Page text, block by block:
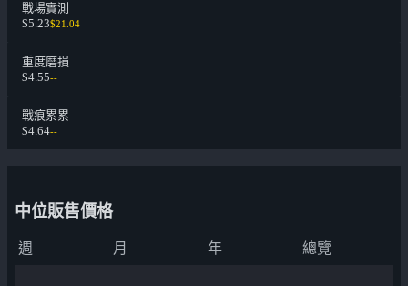
戰場實測
$5.23$21.04
重度磨損
$4.55--
戰痕累累
$4.64--
中位販售價格
週 月 年 總覽